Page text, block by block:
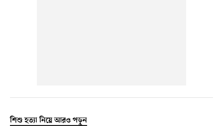
শিশু হত্যা নিয়ে আরও পড়ুন